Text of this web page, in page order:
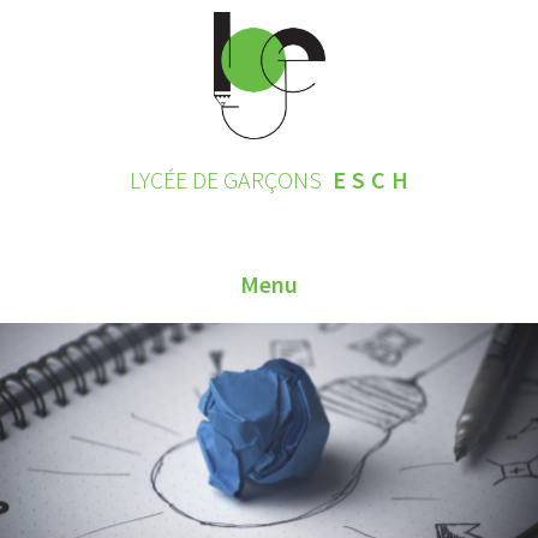
LYCÉE DE GARÇONS ESCH
Menu
HOME
CONTACT
INSCRIPTIONS 2026
LE LYCÉE